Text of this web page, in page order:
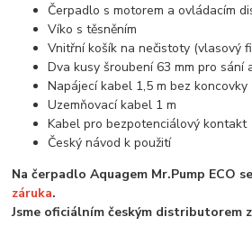
Čerpadlo s motorem a ovládacím
Víko s těsněním
Vnitřní košík na nečistoty (vlasový
Dva kusy šroubení 63 mm pro sání
Napájecí kabel 1,5 m bez koncovky
Uzemňovací kabel 1 m
Kabel pro bezpotenciálový kontakt
Český návod k použití
Na čerpadlo Aquagem Mr.Pump ECO
záruka.
Jsme oficiálním českým distributorem